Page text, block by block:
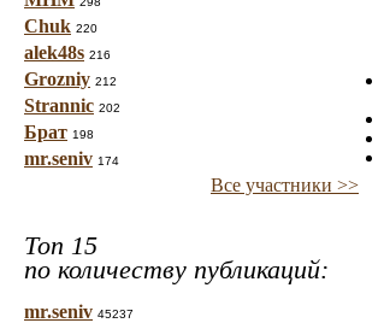
Chuk 220
alek48s 216
Grozniy 212
Strannic 202
Брат 198
mr.seniv 174
Все участники >>
Топ 15
по количеству публикаций:
mr.seniv 45237